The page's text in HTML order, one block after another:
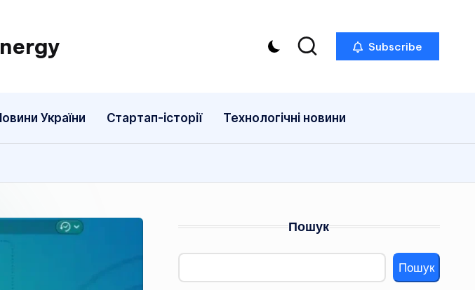
Subscribe
України Стартап-історії Технологічні новини
Пошук
Пошук